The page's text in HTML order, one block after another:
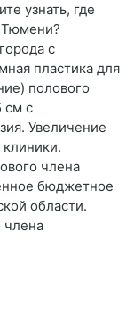
узнать, где
Тюмени?
с
пластика для
полового
см с
Увеличение
члена
бюджетное
области.
члена